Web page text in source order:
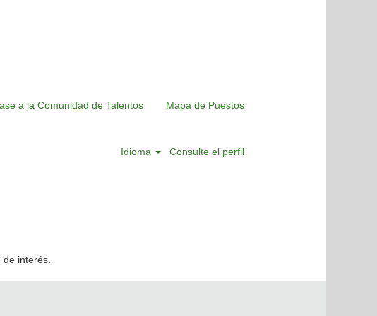
a la Comunidad de Talentos Mapa de Puestos
Idioma Consulte el perfil
interés.